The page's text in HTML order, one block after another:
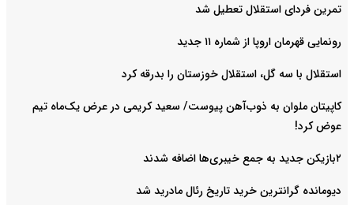
تمرین فردای استقلال تعطیل شد
رونمایی قهرمان اروپا از شماره ۱۱ جدید
استقلال با سه گل، استقلال خوزستان را بدرقه کرد
کاپیتان ملوان به ذوب‌آهن پیوست/ سعید کریمی در عرض یک‌ماه تیم
عوض کرد!
۲بازیکن جدید به جمع خیبری‌ها اضافه شدند
دیومانده گرانترین خرید تاریخ رئال مادرید شد